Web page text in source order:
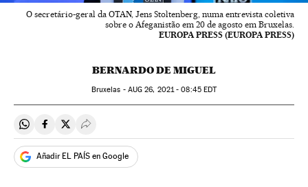
O secretário-geral da OTAN, Jens Stoltenberg, numa entrevista coletiva
sobre o Afeganistão em 20 de agosto em Bruxelas.
EUROPA PRESS (EUROPA PRESS)
BERNARDO DE MIGUEL
Bruxelas - AUG 26, 2021 - 08:45EDT
Compartir en Whatsapp
Compartir en Facebook
Compartir en Twitter
Desplegar Redes Sociales
Añadir EL PAÍS en Google